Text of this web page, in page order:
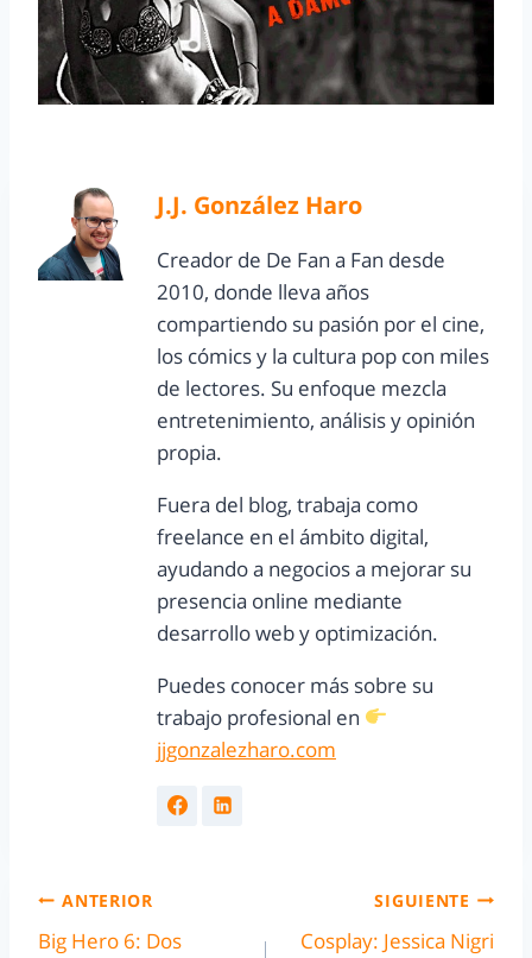
J.J. González Haro
Creador de De Fan a Fan desde
2010, donde lleva años
compartiendo su pasión por el cine,
los cómics y la cultura pop con miles
de lectores. Su enfoque mezcla
entretenimiento, análisis y opinión
propia.
Fuera del blog, trabaja como
freelance en el ámbito digital,
ayudando a negocios a mejorar su
presencia online mediante
desarrollo web y optimización.
Puedes conocer más sobre su
trabajo profesional en
jjgonzalezharo.com
ANTERIOR
Big Hero 6: Dos
SIGUIENTE
Cosplay: Jessica Nigri